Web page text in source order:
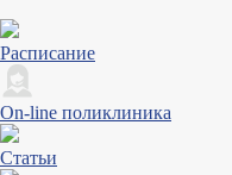
Расписание
On-line поликлиника
Статьи